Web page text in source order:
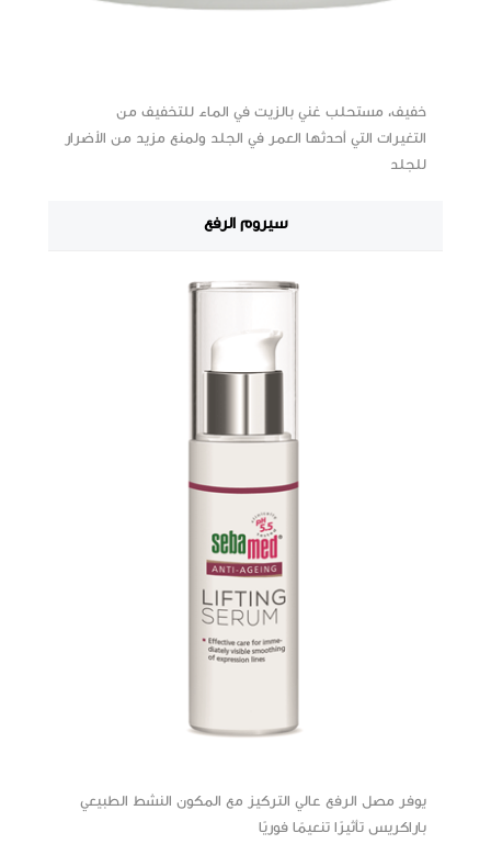
خفيف، مستحلب غني بالزيت في الماء للتخفيف من
التغيرات التي أحدثها العمر في الجلد ولمنع مزيد من الأضرار
للجلد
سيروم الرفع
يوفر مصل الرفع عالي التركيز مع المكون النشط الطبيعي
باراكريس تأثيرًا تنعيمًا فوريًا